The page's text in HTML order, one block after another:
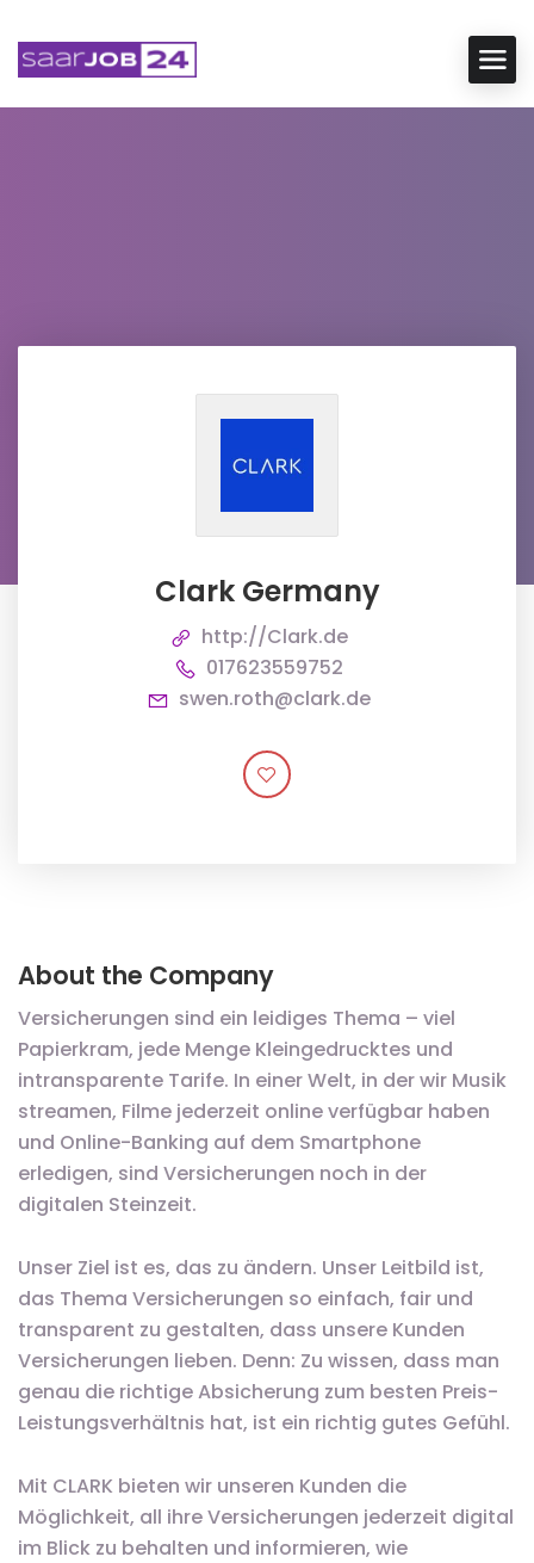
Clark Germany
http://Clark.de
017623559752
swen.roth@clark.de
About the Company
Versicherungen sind ein leidiges Thema – viel
Papierkram, jede Menge Kleingedrucktes und
intransparente Tarife. In einer Welt, in der wir Musik
streamen, Filme jederzeit online verfügbar haben
und Online-Banking auf dem Smartphone
erledigen, sind Versicherungen noch in der
digitalen Steinzeit.
Unser Ziel ist es, das zu ändern. Unser Leitbild ist,
das Thema Versicherungen so einfach, fair und
transparent zu gestalten, dass unsere Kunden
Versicherungen lieben. Denn: Zu wissen, dass man
genau die richtige Absicherung zum besten Preis-
Leistungsverhältnis hat, ist ein richtig gutes Gefühl.
Mit CLARK bieten wir unseren Kunden die
Möglichkeit, all ihre Versicherungen jederzeit digital
im Blick zu behalten und informieren, wie